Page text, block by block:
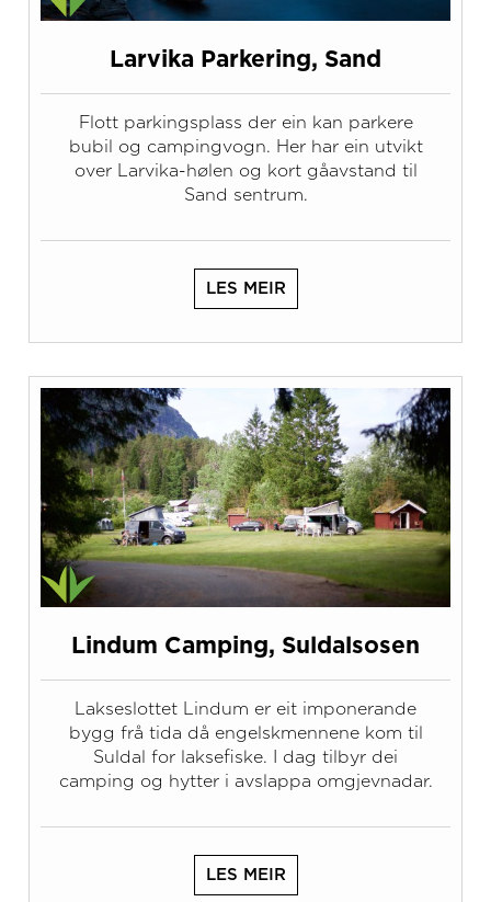
Larvika Parkering, Sand
Flott parkingsplass der ein kan parkere
bubil og campingvogn. Her har ein utvikt
over Larvika-hølen og kort gåavstand til
Sand sentrum.
LES MEIR
Lindum Camping, Suldalsosen
Lakseslottet Lindum er eit imponerande
bygg frå tida då engelskmennene kom til
Suldal for laksefiske. I dag tilbyr dei
camping og hytter i avslappa omgjevnadar.
LES MEIR